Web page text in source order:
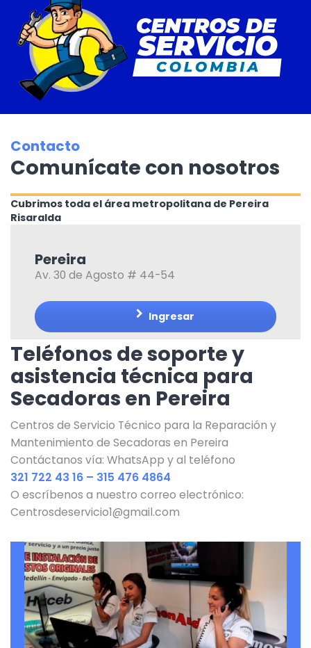
Contacto
Comunícate con nosotros
Cubrimos toda el área metropolitana de Pereira
Risaralda
Pereira
Av. 30 de Agosto # 44-54
Ingresar
Teléfonos de soporte y
asistencia técnica para
Secadoras en Pereira
Centros de Servicio Técnico para la Reparación y
Mantenimiento de Secadoras en Pereira
Contáctanos vía: WhatsApp y al teléfono
321 722 43 16 – 315 476 4864
O escríbenos a nuestro correo electrónico:
Centrosdeservicio1@gmail.com